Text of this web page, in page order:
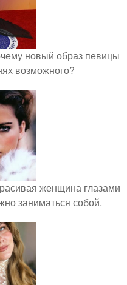
новый образ певицы
возможного?
женщина глазами
заниматься собой.